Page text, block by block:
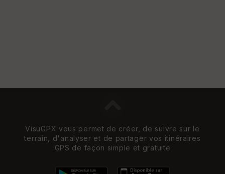
VisuGPX vous permet de créer, de suivre sur le
terrain, d'analyser et de partager vos itinéraires
GPS de façon simple et gratuite